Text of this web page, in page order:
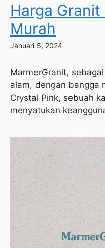
Harga
Murah
Januari 5, 2024
MarmerGranit,
alam, dengan bangga
Crystal Pink, sebuah
menyatukan